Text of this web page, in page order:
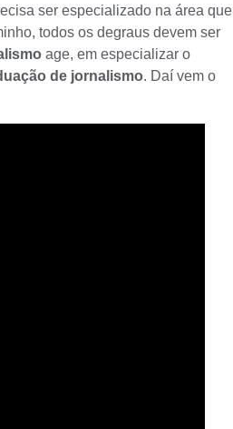
ser especializado na área que
todos os degraus devem ser
age, em especializar o
de jornalismo. Daí vem o